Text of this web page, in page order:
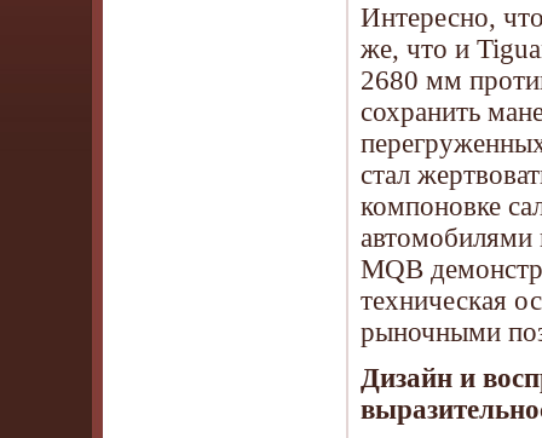
Интересно,
же, что и
2680 мм
сохранить
стал
компоновке
автомобилями
MQB
техническая
рыночными
Дизайн и